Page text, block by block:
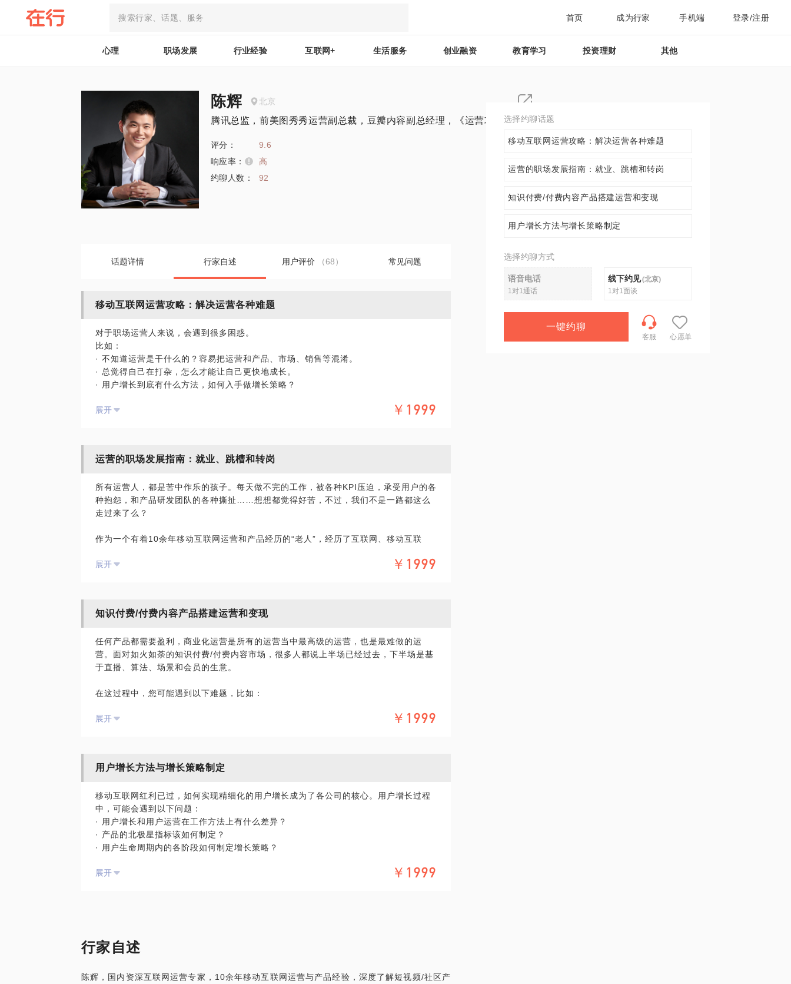
首页 成为行家 手机端 登录/注册
心理 职场发展 行业经验 互联网+ 生活服务 创业融资 教育学习 投资理财 其他
陈辉 北京
腾讯总监，前美图秀秀运营副总裁，豆瓣内容副总经理，《运营攻略》作者
评分：
9.6
响应率：
高
约聊人数：
92
话题详情 行家自述 用户评价 （68） 常见问题
移动互联网运营攻略：解决运营各种难题
对于职场运营人来说，会遇到很多困惑。
比如：
· 不知道运营是干什么的？容易把运营和产品、市场、销售等混淆。
· 总觉得自己在打杂，怎么才能让自己更快地成长。
· 用户增长到底有什么方法，如何入手做增长策略？
· 会员产品如何搭建与运营？
我根据我的经验，为不同阶段的互联网运营人员提供建议：
哪一部分，以及未来的发展方向；
4-6岁的运营人：对于想提高自己的运营人，告诉他们在什么时候扩展运营业务，了解运
营的内容和目标，应该如何提升自己，以及职场的发展方向；
运营人员的核心竞争力是什么？运营与产品到底有什么不同？如何实现运营目标？高级
陈辉，国内资深互联网运营专家，10余年移动互联网运营与产品经验，现任美图秀秀运
营副总裁。曾先后就职于新浪、掌阅、金山、豆瓣等多家知名移动互联网公司，历任运
营经理、运营总监、产品总监、副总经理等职，负责过新浪读书、掌阅iReader、金山
过每日数百万运营收入，组织过百万用户同时参与的活动；即熟悉大公司的运作思路，
《运营攻略：移动互联网产品运营提升笔记》。
题；我们可以在有限时间内有针对性地解决问题。
展开 ￥1999
运营的职场发展指南：就业、跳槽和转岗
所有运营人，都是苦中作乐的孩子。每天做不完的工作，被各种KPI压迫，承受用户的各
种抱怨，和产品研发团队的各种撕扯……想想都觉得好苦，不过，我们不是一路都这么
走过来了么？
作为一个有着10余年移动互联网运营和产品经历的“老人”，经历了互联网、移动互联
就像打杂的一样，别人不做的事情你都要去做；感觉每天都在重复一样的事情，究竟会
的意义，你要做的是想明白你现在做事情的目的是什么，每天做的事情是否为了这个目
做好做极致以后，你再去做其他工作才可能会有生效。领导也才可能给你更多的机
会。”一番话点醒了我，也点燃了心中的各种“激情”。
组建运营团队负责全盘运营，到后来做了完整的产品工作……一直到有机会把自己这么1
· 各类不同运营岗位的成长规划；
· 如何选择一家合适的公司：到底去BAT还是去创业公司？
· 如何选择行业和岗位：想换行业或者转岗怎么办？
· 直接推荐猎头资源；
· 其他的职场问题……
过每日数百万运营收入，组织过百万用户同时参与的活动；即熟悉大公司的运作思路，
也了解从0到1的运营方法。现为人人都是产品经理旗下起点学院金牌导师，著有畅销书
展开 ￥1999
知识付费/付费内容产品搭建运营和变现
任何产品都需要盈利，商业化运营是所有的运营当中最高级的运营，也是最难做的运
营。面对如火如荼的知识付费/付费内容市场，很多人都说上半场已经过去，下半场是基
于直播、算法、场景和会员的生意。
在这过程中，您可能遇到以下难题，比如：
· 是做知识付费平台还是做内容提供方？
· 付费内容产品如何搭建与运营？
作为一个有着10余年内容型产品的运营人，我可以为你解答通过知识付费要实现商业化
的基础、方式和运营提升方法。内容包括但不限于：运营产品市场模式你在运营中遇到
的难题，我们一起来想办法解决。
项目经历：豆瓣时间：豆瓣首个内容付费产品，负责整体运营和产品优化；金山词霸：
邮箱客户端，负责所有的产品和运营工作，各大应用市场评分5星；掌阅iReader：完成
陈辉，国内资深互联网运营专家，10余年移动互联网运营与产品经验，现任美图秀秀运
营经理、运营总监、产品总监、副总经理等职，负责过新浪读书、掌阅iReader、金山
展开 ￥1999
用户增长方法与增长策略制定
移动互联网红利已过，如何实现精细化的用户增长成为了各公司的核心。用户增长过程
中，可能会遇到以下问题：
· 用户增长和用户运营在工作方法上有什么差异？
· 产品的北极星指标该如何制定？
· 用户生命周期内的各阶段如何制定增长策略？
· 目前最先进的公司是如何实现用户增长的？
陈辉，国内资深互联网运营专家，10余年移动互联网运营与产品经验，现任美图秀秀运
展开 ￥1999
行家自述
陈辉，国内资深互联网运营专家，10余年移动互联网运营与产品经验，深度了解短视频/社区产
选择约聊话题
移动互联网运营攻略：解决运营各种难题
运营的职场发展指南：就业、跳槽和转岗
知识付费/付费内容产品搭建运营和变现
用户增长方法与增长策略制定
选择约聊方式
语音电话
1对1通话
线下约见(北京)
1对1面谈
一键约聊
客服 心愿单